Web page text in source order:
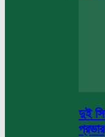
দুই
প্রভার